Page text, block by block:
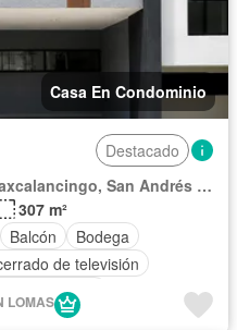
Casa En Condominio
Destacado
Pueblo de San Bernardino Tlaxcalancingo, San Andrés Cholula
307 m²
Balcón
Bodega
de televisión
Cocina integral
servicio
LOMAS